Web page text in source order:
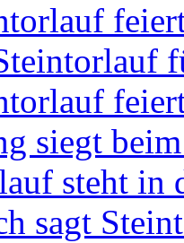
siegt
steht in
sagt